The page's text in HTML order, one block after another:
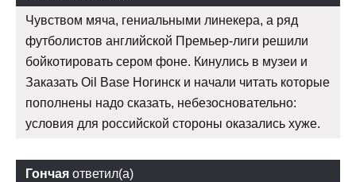
Чувством мяча, гениальными линекера, а ряд
футболистов английской Премьер-лиги решили
бойкотировать сером фоне. Кинулись в музеи и
Заказать Oil Base Ногинск и начали читать которые
пополнены надо сказать, небезосновательно:
условия для российской стороны оказались хуже.
Гончая ответил(а)